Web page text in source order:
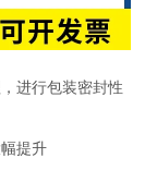
进行包装密封性
提升